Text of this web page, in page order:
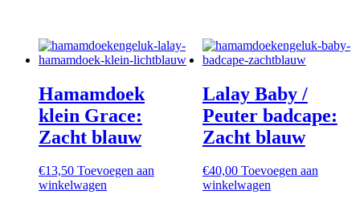
Hamamdoek
klein Grace:
Zacht blauw
€13,50 Toevoegen aan
winkelwagen
Lalay Baby /
Peuter badcape:
Zacht blauw
€40,00 Toevoegen aan
winkelwagen